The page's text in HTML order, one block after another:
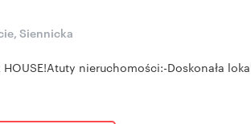
Siennicka
HOUSE!Atuty nieruchomości:-Doskonała